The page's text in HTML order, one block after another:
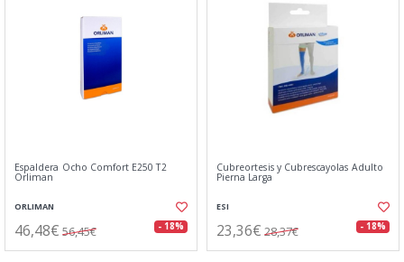
Espaldera Ocho Comfort E250 T2
Orliman
ORLIMAN
46,48€ 56,45€ - 18%
Cubreortesis y Cubrescayolas Adulto
Pierna Larga
ESI
23,36€ 28,37€ - 18%